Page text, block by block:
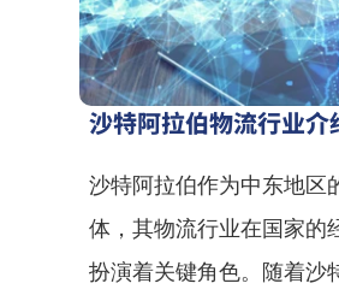
沙特阿拉伯物流行业介
沙特阿拉伯作为中东地区
体，其物流行业在国家的
扮演着关键角色。随着沙